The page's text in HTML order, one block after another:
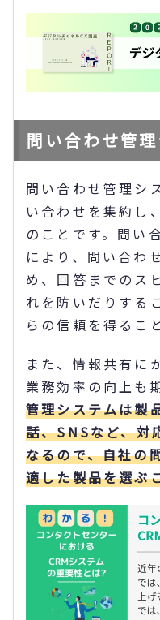
問い合わせ管
問い合わせ管理シ
い合わせを集約し
のことです。問い
により、問い合わ
め、回答までのス
れを防いだりする
らの信頼を得るこ
また、情報共有に
業務効率の向上も
管理システムは製
話、SNSなど、対
なるので、自社の
適した製品を選ぶ